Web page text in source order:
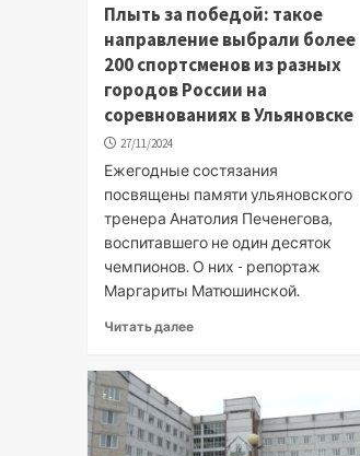
Плыть за победой: такое
направление выбрали более
200 спортсменов из разных
городов России на
соревнованиях в Ульяновске
27/11/2024
Ежегодные состязания
посвящены памяти ульяновского
тренера Анатолия Печенегова,
воспитавшего не один десяток
чемпионов. О них - репортаж
Маргариты Матюшинской.
Читать далее